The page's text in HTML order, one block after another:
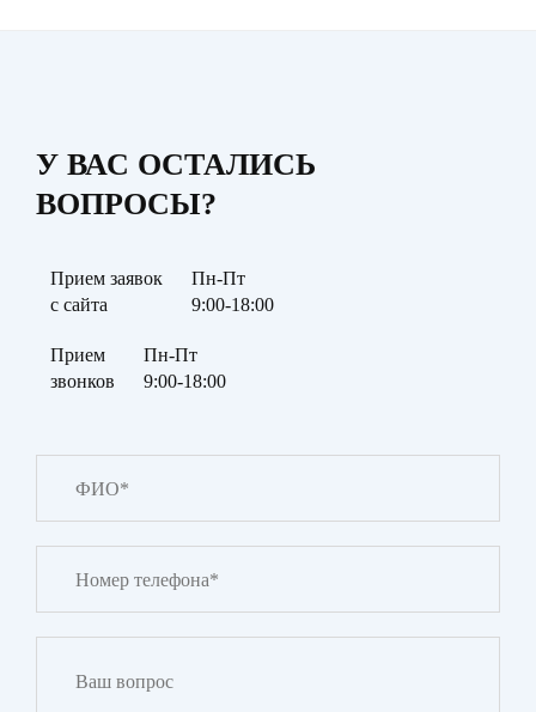
У ВАС ОСТАЛИСЬ
ВОПРОСЫ?
Прием заявок
с сайта
Пн-Пт
9:00-18:00
Прием
звонков
Пн-Пт
9:00-18:00